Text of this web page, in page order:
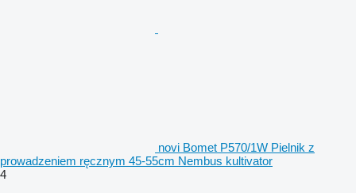
novi Bomet P570/1W Pielnik z
prowadzeniem ręcznym 45-55cm Nembus kultivator
4